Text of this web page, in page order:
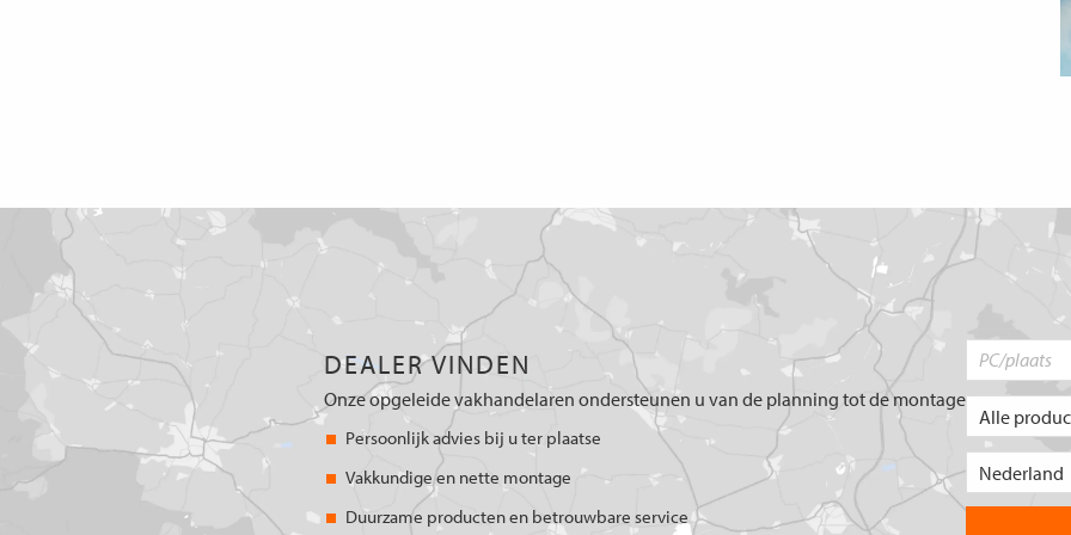
DEALER VINDEN
Onze opgeleide vakhandelaren ondersteunen u van de planning tot de montage
Persoonlijk advies bij u ter plaatse
Vakkundige en nette montage
Duurzame producten en betrouwbare service